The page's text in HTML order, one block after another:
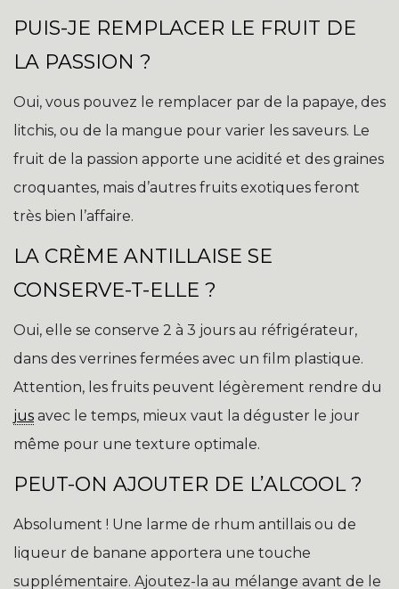
PUIS-JE REMPLACER LE FRUIT DE
LA PASSION ?
Oui, vous pouvez le remplacer par de la papaye, des
litchis, ou de la mangue pour varier les saveurs. Le
fruit de la passion apporte une acidité et des graines
croquantes, mais d’autres fruits exotiques feront
très bien l’affaire.
LA CRÈME ANTILLAISE SE
CONSERVE-T-ELLE ?
Oui, elle se conserve 2 à 3 jours au réfrigérateur,
dans des verrines fermées avec un film plastique.
Attention, les fruits peuvent légèrement rendre du
jus avec le temps, mieux vaut la déguster le jour
même pour une texture optimale.
PEUT-ON AJOUTER DE L’ALCOOL ?
Absolument ! Une larme de rhum antillais ou de
liqueur de banane apportera une touche
supplémentaire. Ajoutez-la au mélange avant de le